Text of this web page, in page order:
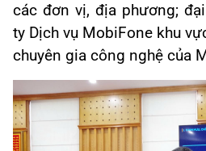
các đơn vị, địa phương;
ty Dịch vụ MobiFone khu
chuyên gia công nghệ của